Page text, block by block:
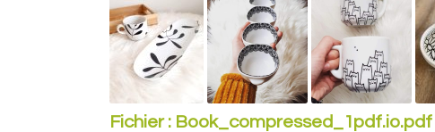
Fichier : Book_compressed_1pdf.io.pdf